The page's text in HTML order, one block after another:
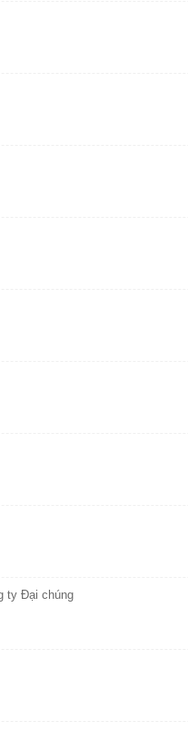
ty Đại chúng